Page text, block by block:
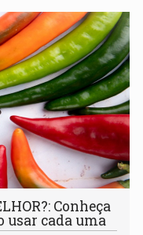
Conheça
usar cada uma